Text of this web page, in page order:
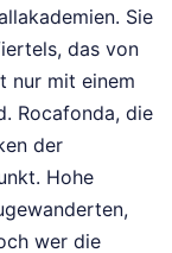
Sie
das von
nur mit einem
Rocafonda, die
der
Hohe
wer die